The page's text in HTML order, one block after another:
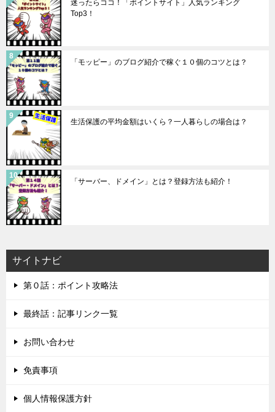
迷ったらココ！「ポイントサイト」人気ランキング
Top3！
「モッピー」のブログ紹介で稼ぐ１０個のコツとは？
生活保護の平均金額はいくら？一人暮らしの場合は？
「サーバー、ドメイン」とは？登録方法も紹介！
サイトナビ
第０話：ポイント攻略法
最終話：記事リンク一覧
お問い合わせ
免責事項
個人情報保護方針